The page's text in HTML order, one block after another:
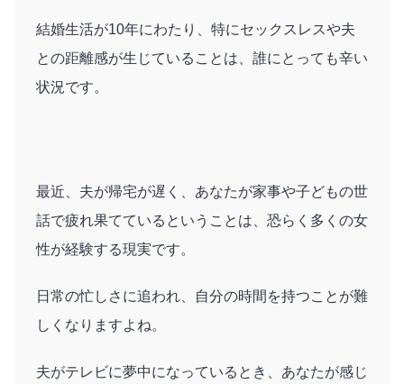
結婚生活が10年にわたり、特にセックスレスや夫
との距離感が生じていることは、誰にとっても辛い
状況です。
最近、夫が帰宅が遅く、あなたが家事や子どもの世
話で疲れ果てているということは、恐らく多くの女
性が経験する現実です。
日常の忙しさに追われ、自分の時間を持つことが難
しくなりますよね。
夫がテレビに夢中になっているとき、あなたが感じ